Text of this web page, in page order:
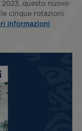
questo nuovo
cinque rotazioni
informazioni